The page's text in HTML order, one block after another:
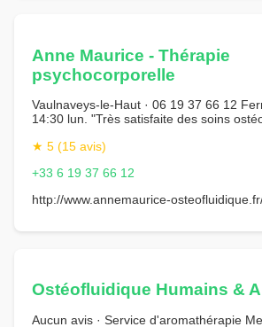
Anne Maurice - Thérapie
psychocorporelle
Vaulnaveys-le-Haut · 06 19 37 66 12
14:30 lun. "Très satisfaite des soins
★ 5 (15 avis)
+33 6 19 37 66 12
http://www.annemaurice-
Ostéofluidique Humains &
Aucun avis · Service d'aromathérapie